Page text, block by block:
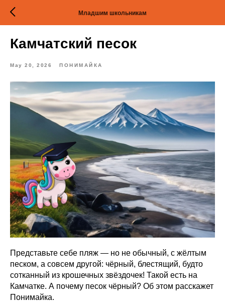
Младшим школьникам
Камчатский песок
May 20, 2026 ПОНИМАЙКА
Представьте себе пляж — но не обычный, с жёлтым
песком, а совсем другой: чёрный, блестящий, будто
сотканный из крошечных звёздочек! Такой есть на
Камчатке. А почему песок чёрный? Об этом расскажет
Понимайка.